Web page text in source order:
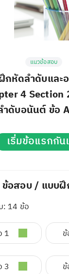
แนวข้อสอบ
กหัดลำดับและ
4 Section
ำดับอนันต์ ข้อ
เริ่มข้อแรกกัน
ข้อสอบ / แบบ
: 14 ข้อ
1
3